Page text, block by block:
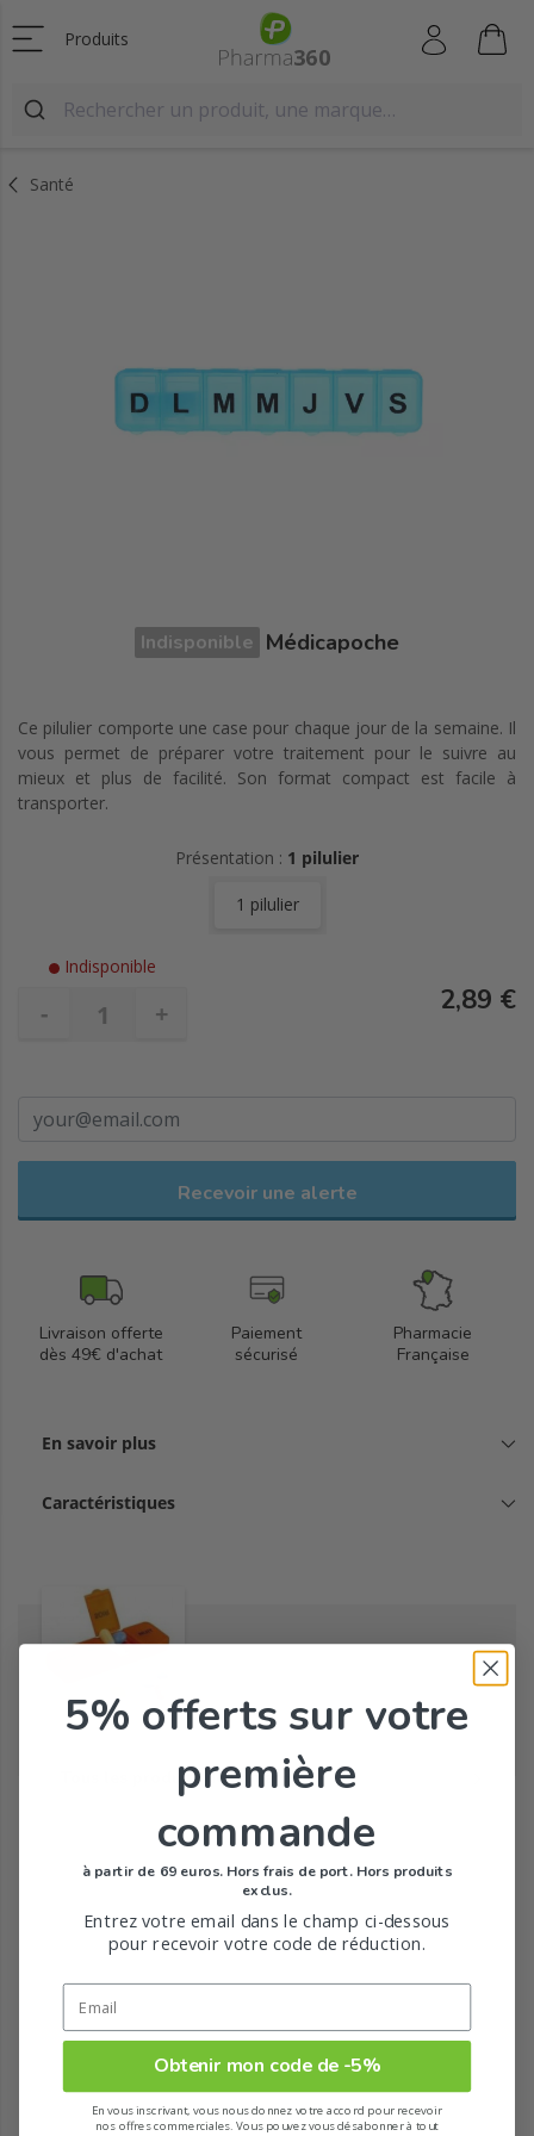
Produits
Santé
Indisponible Médicapoche
Ce pilulier comporte une case pour chaque jour de la semaine. Il
vous permet de préparer votre traitement pour le suivre au
mieux et plus de facilité. Son format compact est facile à
transporter.
Présentation : 1 pilulier
1 pilulier
Indisponible
- + 2,89 €
Recevoir une alerte
Livraison offerte
dès 49€ d'achat
Paiement
sécurisé
Pharmacie
Française
En savoir plus
Caractéristiques
Tous les produits de la marque
5% offerts sur votre
première
commande
à partir de 69 euros. Hors frais de port. Hors produits
exclus.
Entrez votre email dans le champ ci-dessous
pour recevoir votre code de réduction.
Obtenir mon code de -5%
En vous inscrivant, vous nous donnez votre accord pour recevoir
nos offres commerciales. Vous pouvez vous désabonner à tout